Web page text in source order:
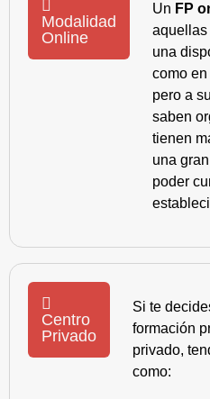
Modalidad
Online
Un FP
aquellas
una
como
pero a
saben
tienen
una
poder
Centro
Privado
Si te
formación
privado,
como: